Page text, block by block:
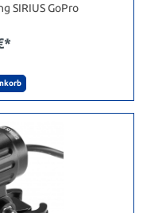
SIRIUS GoPro